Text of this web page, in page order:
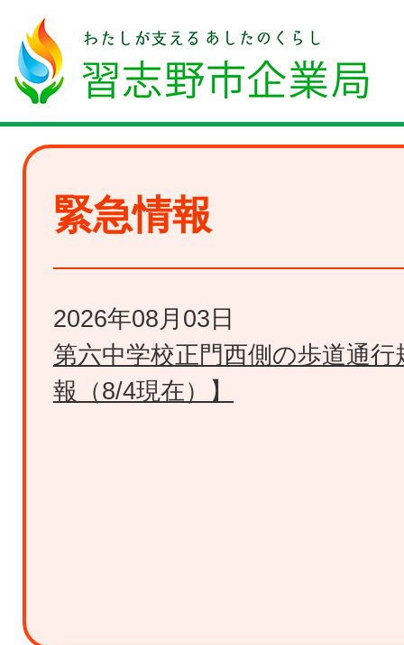
緊急情報
2026年08月03日
第六中学校正門西側の歩道通
報（8/4現在）】